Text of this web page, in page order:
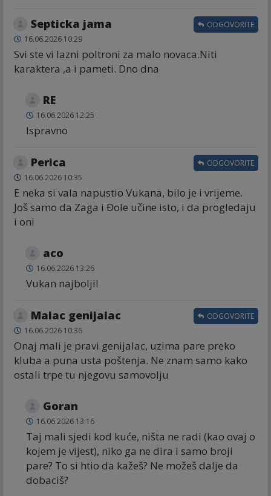
Septicka jama
16.06.2026 10:29
Svi ste vi lazni poltroni za malo novaca.Niti
karaktera ,a i pameti. Dno dna
ODGOVORITE
RE
16.06.2026 12:25
Ispravno
Perica
16.06.2026 10:35
E neka si vala napustio Vukana, bilo je i vrijeme.
Još samo da Zaga i Đole učine isto, i da progledaju
i oni
ODGOVORITE
aco
16.06.2026 13:26
Vukan najbolji!
Malac genijalac
16.06.2026 10:36
Onaj mali je pravi genijalac, uzima pare preko
kluba a puna usta poštenja. Ne znam samo kako
ostali trpe tu njegovu samovolju
ODGOVORITE
Goran
16.06.2026 13:16
Taj mali sjedi kod kuće, ništa ne radi (kao ovaj o
kojem je vijest), niko ga ne dira i samo broji
pare? To si htio da kažeš? Ne možeš dalje da
dobaciš?